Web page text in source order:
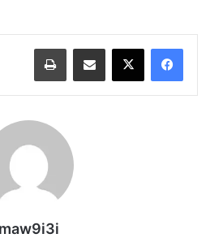
مشاركة عبر البريد طباعة
maw9i3i